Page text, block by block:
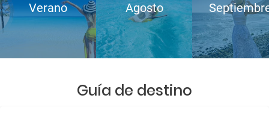
Verano Agosto
Guía de destino